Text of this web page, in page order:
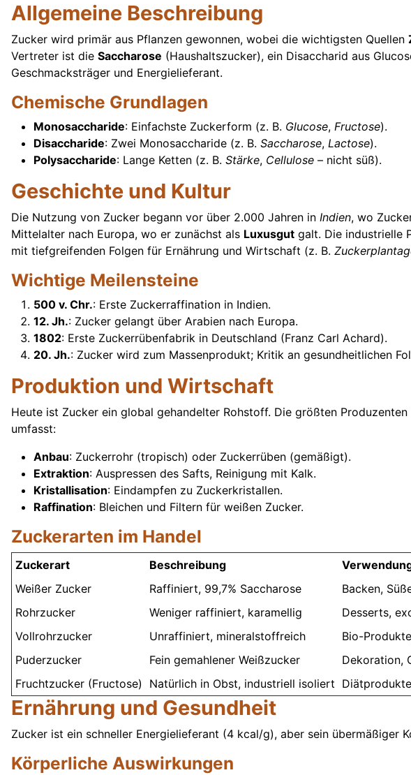
Allgemeine Beschreibung
Zucker wird primär aus Pflanzen gewonnen, wobei die wichtigsten Quellen
Vertreter ist die Saccharose (Haushaltszucker), ein Disaccharid aus
Geschmacksträger und Energielieferant.
Chemische Grundlagen
Monosaccharide: Einfachste Zuckerform (z. B. Glucose, Fructose).
Disaccharide: Zwei Monosaccharide (z. B. Saccharose, Lactose).
Polysaccharide: Lange Ketten (z. B. Stärke, Cellulose – nicht süß).
Geschichte und Kultur
Die Nutzung von Zucker begann vor über 2.000 Jahren in Indien, wo
Mittelalter nach Europa, wo er zunächst als Luxusgut galt. Die industrielle
mit tiefgreifenden Folgen für Ernährung und Wirtschaft (z. B.
Wichtige Meilensteine
500 v. Chr.: Erste Zuckerraffination in Indien.
12. Jh.: Zucker gelangt über Arabien nach Europa.
1802: Erste Zuckerrübenfabrik in Deutschland (Franz Carl Achard).
20. Jh.: Zucker wird zum Massenprodukt; Kritik an gesundheitlichen
Produktion und Wirtschaft
Heute ist Zucker ein global gehandelter Rohstoff. Die größten Produzenten
umfasst:
Anbau: Zuckerrohr (tropisch) oder Zuckerrüben (gemäßigt).
Extraktion: Auspressen des Safts, Reinigung mit Kalk.
Kristallisation: Eindampfen zu Zuckerkristallen.
Raffination: Bleichen und Filtern für weißen Zucker.
Zuckerarten im Handel
Zuckerart Beschreibung
Weißer Zucker
Raffiniert, 99,7% Saccharose
Backen,
Rohrzucker
Weniger raffiniert, karamellig
Desserts,
Vollrohrzucker
Unraffiniert, mineralstoffreich
Bio-
Puderzucker
Fein gemahlener Weißzucker
Dekoration,
Fruchtzucker (Fructose)
Natürlich in Obst, industriell isoliert
Ernährung und Gesundheit
Zucker ist ein schneller Energielieferant (4 kcal/g), aber sein übermäßiger
Körperliche Auswirkungen